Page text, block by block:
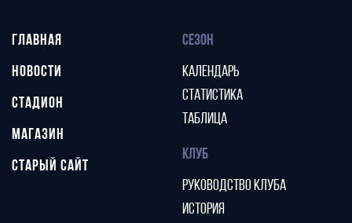
ГЛАВНАЯ
НОВОСТИ
СТАДИОН
МАГАЗИН
СТАРЫЙ САЙТ
СЕЗОН
КАЛЕНДАРЬ
СТАТИСТИКА
ТАБЛИЦА
КЛУБ
РУКОВОДСТВО КЛУБА
ИСТОРИЯ